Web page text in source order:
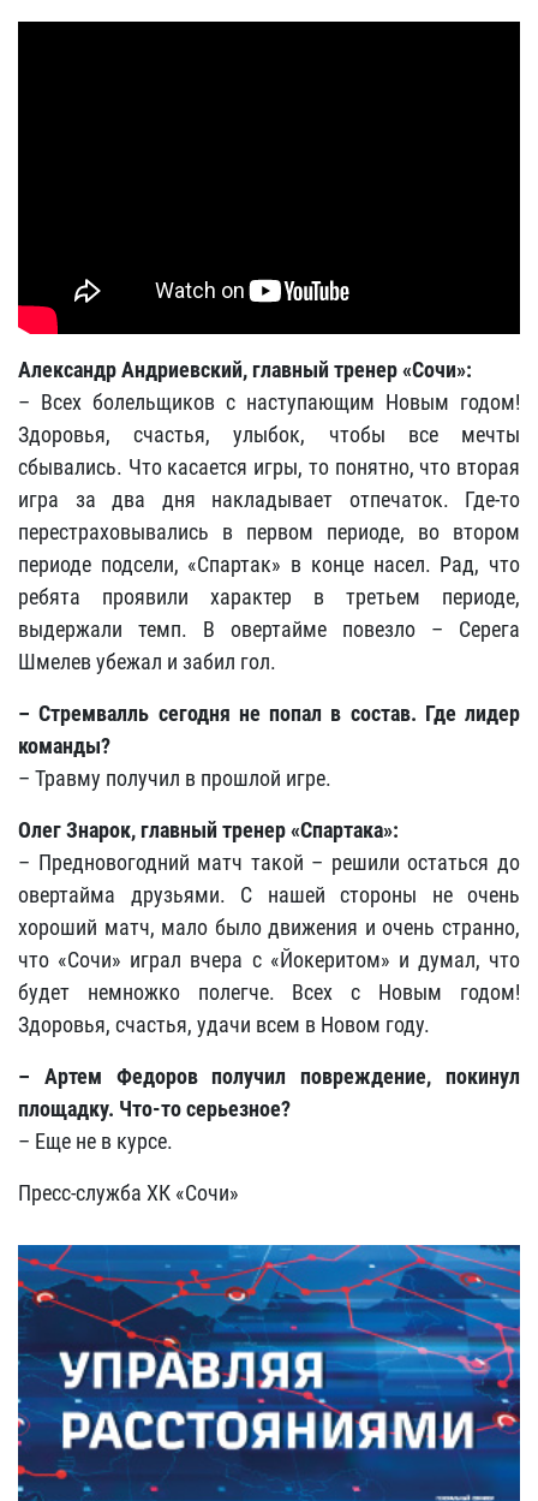
Александр Андриевский, главный тренер «Сочи»:
– Всех болельщиков с наступающим Новым годом!
Здоровья, счастья, улыбок, чтобы все мечты
сбывались. Что касается игры, то понятно, что вторая
игра за два дня накладывает отпечаток. Где-то
перестраховывались в первом периоде, во втором
периоде подсели, «Спартак» в конце насел. Рад, что
ребята проявили характер в третьем периоде,
выдержали темп. В овертайме повезло – Серега
Шмелев убежал и забил гол.
– Стремвалль сегодня не попал в состав. Где лидер
команды?
– Травму получил в прошлой игре.
Олег Знарок, главный тренер «Спартака»:
– Предновогодний матч такой – решили остаться до
овертайма друзьями. С нашей стороны не очень
хороший матч, мало было движения и очень странно,
что «Сочи» играл вчера с «Йокеритом» и думал, что
будет немножко полегче. Всех с Новым годом!
Здоровья, счастья, удачи всем в Новом году.
– Артем Федоров получил повреждение, покинул
площадку. Что-то серьезное?
– Еще не в курсе.
Пресс-служба ХК «Сочи»